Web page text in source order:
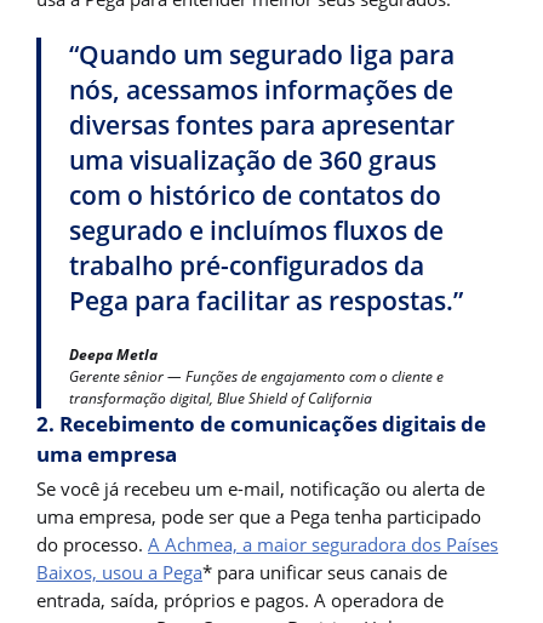
“Quando um segurado liga para
nós, acessamos informações de
diversas fontes para apresentar
uma visualização de 360 graus
com o histórico de contatos do
segurado e incluímos fluxos de
trabalho pré-configurados da
Pega para facilitar as respostas.”
Deepa Metla
Gerente sênior — Funções de engajamento com o cliente e
transformação digital, Blue Shield of California
2. Recebimento de comunicações digitais de
uma empresa
Se você já recebeu um e-mail, notificação ou alerta de
uma empresa, pode ser que a Pega tenha participado
do processo. A Achmea, a maior seguradora dos Países
Baixos, usou a Pega* para unificar seus canais de
entrada, saída, próprios e pagos. A operadora de